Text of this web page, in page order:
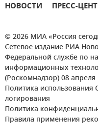
НОВОСТИ ПРЕСС-
© 2026 МИА «Россия
Сетевое издание РИА
Федеральной службе по
информационных
(Роскомнадзор) 08 апреля
Политика использования
логирования
Политика
Правила применения